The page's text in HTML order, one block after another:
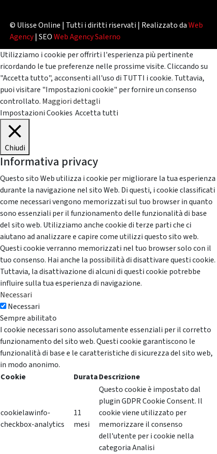
© Ulisse Online | Tutti i diritti riservati | Realizzato daWeb
Agency| SEOWeb Agency Salerno
Utilizziamo i cookie per offrirti l'esperienza più pertinente
ricordando le tue preferenze nelle prossime visite. Cliccando su
"Accetta tutto", acconsenti all'uso di TUTTI i cookie. Tuttavia,
puoi visitare "Impostazioni cookie" per fornire un consenso
controllato. Maggiori dettagli
Impostazioni Cookies Accetta tutti
Chiudi
Informativa privacy
Questo sito Web utilizza i cookie per migliorare la tua esperienza
durante la navigazione nel sito Web. Di questi, i cookie classificati
come necessari vengono memorizzati sul tuo browser in quanto
sono essenziali per il funzionamento delle funzionalità di base
del sito web. Utilizziamo anche cookie di terze parti che ci
aiutano ad analizzare e capire come utilizzi questo sito web.
Questi cookie verranno memorizzati nel tuo browser solo con il
tuo consenso. Hai anche la possibilità di disattivare questi cookie.
Tuttavia, la disattivazione di alcuni di questi cookie potrebbe
influire sulla tua esperienza di navigazione.
Necessari
Necessari
Sempre abilitato
I cookie necessari sono assolutamente essenziali per il corretto
funzionamento del sito web. Questi cookie garantiscono le
funzionalità di base e le caratteristiche di sicurezza del sito web,
in modo anonimo.
Cookie
DurataDescrizione
cookielawinfo-
checkbox-analytics
11
mesi
Questo cookie è impostato dal
plugin GDPR Cookie Consent. Il
cookie viene utilizzato per
memorizzare il consenso
dell'utente per i cookie nella
categoria Analisi